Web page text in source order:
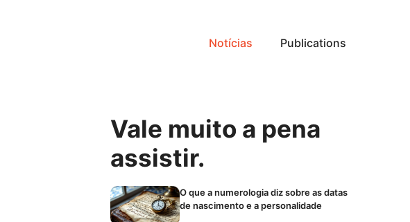
Notícias Publications
Vale muito a pena
assistir.
O que a numerologia diz sobre as datas
de nascimento e a personalidade